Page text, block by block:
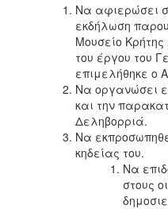
Να αφιερώσει
εκδήλωση
Μουσείο
του έργου του
επιμελήθηκε ο
Να οργανώσει
και την
Δεληβορριά.
Να
κηδείας του.
Να
στους